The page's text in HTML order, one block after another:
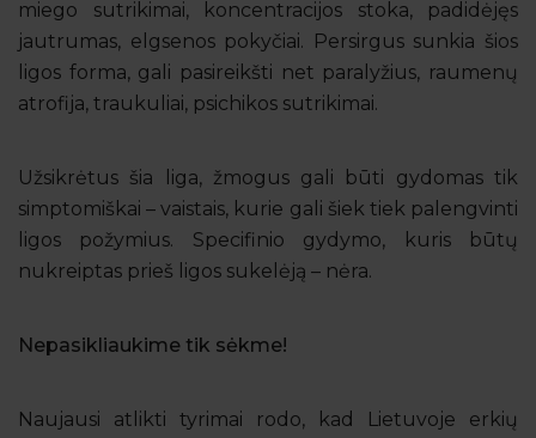
miego sutrikimai, koncentracijos stoka, padidėjęs
jautrumas, elgsenos pokyčiai. Persirgus sunkia šios
ligos forma, gali pasireikšti net paralyžius, raumenų
atrofija, traukuliai, psichikos sutrikimai.
Užsikrėtus šia liga, žmogus gali būti gydomas tik
simptomiškai – vaistais, kurie gali šiek tiek palengvinti
ligos požymius. Specifinio gydymo, kuris būtų
nukreiptas prieš ligos sukelėją – nėra.
Nepasikliaukime tik sėkme!
Naujausi atlikti tyrimai rodo, kad Lietuvoje erkių